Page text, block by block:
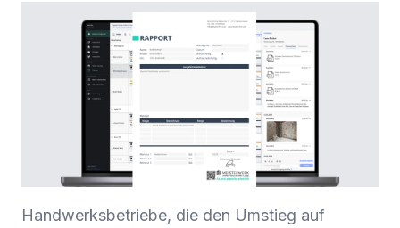
Handwerksbetriebe, die den Umstieg auf